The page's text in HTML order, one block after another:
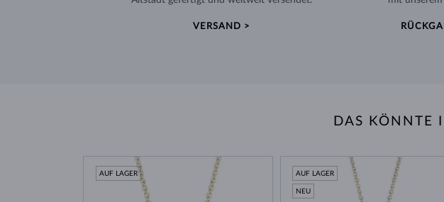
VERSAND >
DAS KÖNNTE
AUF LAGER AUF LAGER
NEU